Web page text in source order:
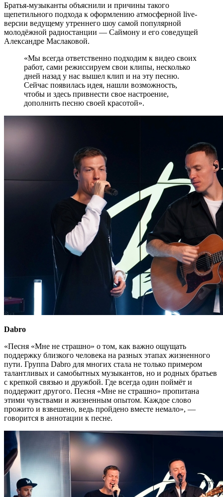
Братья-музыканты объяснили и причины такого
щепетильного подхода к оформлению атмосферной live-
версии ведущему утреннего шоу самой популярной
молодёжной радиостанции — Саймону и его соведущей
Александре Маслаковой.
«Мы всегда ответственно подходим к видео своих
работ, сами режиссируем свои клипы, несколько
дней назад у нас вышел клип и на эту песню.
Сейчас появилась идея, нашли возможность,
чтобы и здесь привнести свое настроение,
дополнить песню своей красотой».
Dabro
«Песня «Мне не страшно» о том, как важно ощущать
поддержку близкого человека на разных этапах жизненного
пути. Группа Dabro для многих стала не только примером
талантливых и самобытных музыкантов, но и родных братьев
с крепкой связью и дружбой. Где всегда один поймёт и
поддержит другого. Песня «Мне не страшно» пропитана
этими чувствами и жизненным опытом. Каждое слово
прожито и взвешено, ведь пройдено вместе немало», —
говорится в аннотации к песне.